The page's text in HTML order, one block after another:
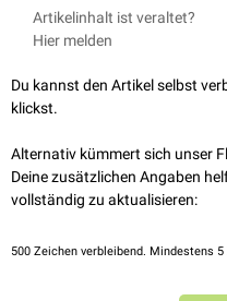
Verlauf
und setzt amProcessus
Tuberositas radii an. Beim
Synovialeinrichtungen
BeimFleischfresser,Schweinund
intertubercularisund eineBursa
Messner, Patrick, Renkin,
Bewegungsapparates der
Artikelinhalt ist veraltet?
Hier melden
Du kannst den Artikel selbst
klickst.
Alternativ kümmert sich unser
Deine zusätzlichen Angaben
vollständig zu aktualisieren:
500 Zeichen verbleibend. Mindestens